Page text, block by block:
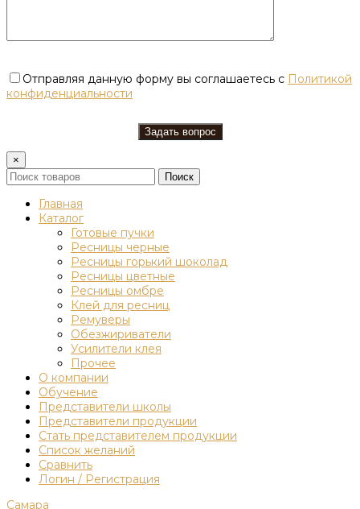
Отправляя данную форму вы соглашаетесь с Политикой
конфиденциальности
×
Поиск
Главная
Каталог
Готовые пучки
Ресницы черные
Ресницы горький шоколад
Ресницы цветные
Ресницы омбре
Клей для ресниц
Ремуверы
Обезжириватели
Усилители клея
Прочее
О компании
Обучение
Представители школы
Представители продукции
Стать представителем продукции
Список желаний
Сравнить
Логин / Регистрация
Самара